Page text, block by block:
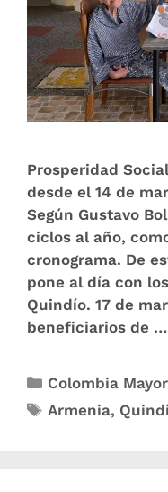
Prosperidad
desde el 14 de
Según Gustavo
ciclos al año,
cronograma. De
pone al día con
Quindío. 17 de
beneficiarios de …
Colombia Mayor
Armenia,